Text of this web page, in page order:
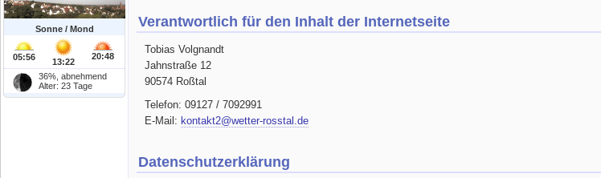
Sonne / Mond
05:56 13:22
20:48
36%, abnehmend
Alter: 23 Tage
Verantwortlich für den Inhalt der Internetseite
Tobias Volgnandt
Jahnstraße 12
90574 Roßtal
Telefon: 09127 / 7092991
E-Mail: kontakt2@wetter-rosstal.de
Datenschutzerklärung